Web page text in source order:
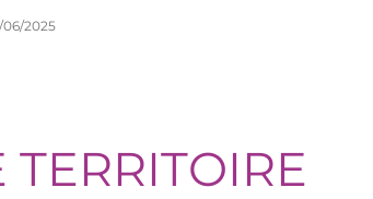
06/2025
TERRITOIRE